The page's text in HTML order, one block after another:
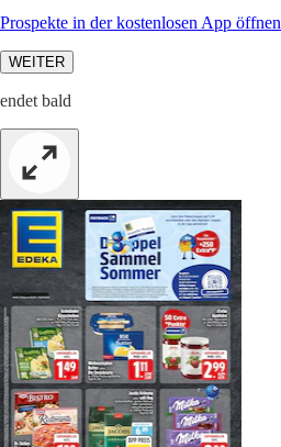
Prospekte in der kostenlosen App öffnen
WEITER
endet bald